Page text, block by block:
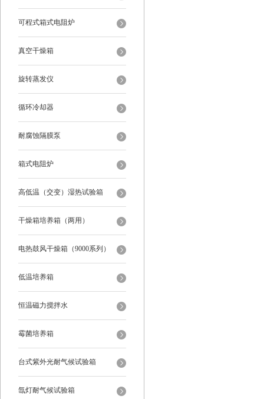
可程式箱式电阻炉
真空干燥箱
旋转蒸发仪
循环冷却器
耐腐蚀隔膜泵
箱式电阻炉
高低温（交变）湿热试验箱
干燥箱培养箱（两用）
电热鼓风干燥箱（9000系列）
低温培养箱
恒温磁力搅拌水
霉菌培养箱
台式紫外光耐气候试验箱
氙灯耐气候试验箱